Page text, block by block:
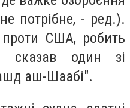
потрібне, - ред.).
США, робить
сказав один зі
аш-Шаабі".